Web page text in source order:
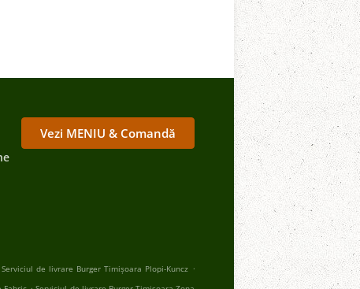
Vezi MENIU & Comandă
Serviciul de livrare Burger Timișoara Plopi-Kuncz .
.